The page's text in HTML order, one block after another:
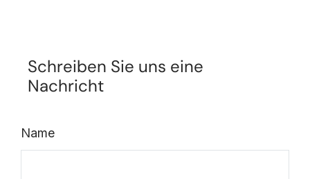
Schreiben Sie uns eine
Nachricht
Name